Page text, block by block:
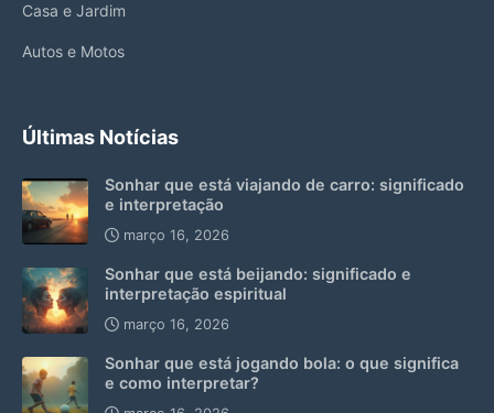
Casa e Jardim
Autos e Motos
Últimas Notícias
Sonhar que está viajando de carro: significado
e interpretação
março 16, 2026
Sonhar que está beijando: significado e
interpretação espiritual
março 16, 2026
Sonhar que está jogando bola: o que significa
e como interpretar?